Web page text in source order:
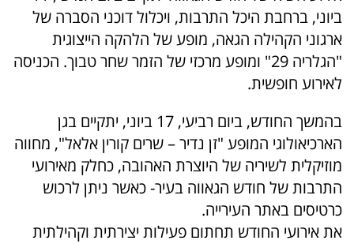
ביוני, ברחבת היכל התרבות, ויכלול דוכני הסברה של
ארגוני הקהילה הגאה, מופע של הלהקה הייצוגית
"הגלריה 29" ומופע מרכזי של הזמר שחר טבוך. הכניסה
לאירוע חופשית.
בהמשך החודש, ביום רביעי, 17 ביוני, יתקיים בגן
הארכיאולוגי המופע "זן נדיר – שרים קורין אלאל", מחווה
מוזיקלית לשיריה של היוצרת האהובה, כחלק מאירועי
התרבות של חודש הגאווה בעיר- כאשר ניתן לרכוש
כרטיסים באתר העירייה.
את אירועי החודש תחתום פעילות יצירתית וקהילתית